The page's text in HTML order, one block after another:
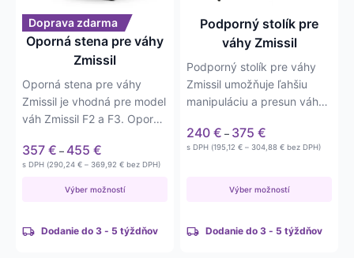
Doprava zdarma
Oporná stena pre váhy
Zmissil
Oporná stena pre váhy
Zmissil je vhodná pre model
váh Zmissil F2 a F3. Oporná
357 € – 455 €
range:
through
s DPH (290,24 € – 369,92 €Price
290,24 €
bez DPH)
Výber možností
môžete
vybrať
produktu.
Dodanie do 3 - 5 týždňov
Podporný stolík pre
váhy Zmissil
Podporný stolík pre váhy
Zmissil umožňuje ľahšiu
manipuláciu a presun váhy.
240 € – 375 €
range:
375 €
s DPH (195,12 € – 304,88 €Price
304,88 €
bez DPH)
Výber možností
môžete
stránke
produktu.
Dodanie do 3 - 5 týždňov